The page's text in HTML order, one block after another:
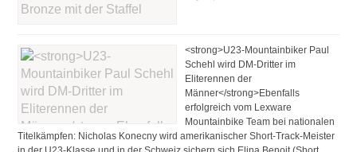
<strong>U23-Mountainbiker Paul
Schehl wird DM-Dritter im
Eliterennen der
Männer</strong>Ebenfalls
erfolgreich vom Lexware
Mountainbike Team bei nationalen
Titelkämpfen: Nicholas Konecny wird amerikanischer Short-Track-Meister